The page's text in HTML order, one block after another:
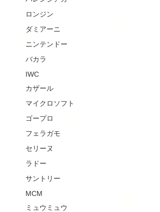
ロンジン
ダミアーニ
ニンテンドー
バカラ
IWC
カザール
マイクロソフト
ゴープロ
フェラガモ
セリーヌ
ラドー
サントリー
MCM
ミュウミュウ